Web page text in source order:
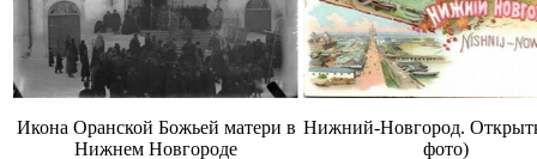
Икона Оранской Божьей матери в
Нижнем Новгороде
Нижний-Новгород.
фото)